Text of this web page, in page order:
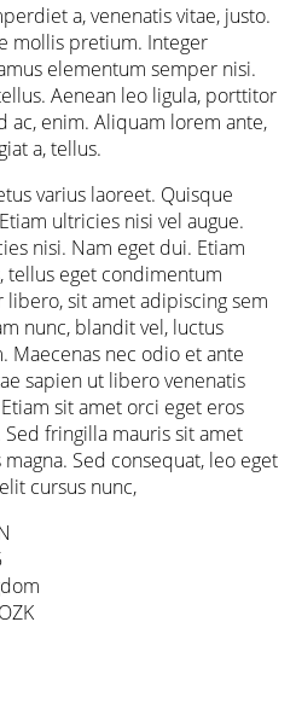
a, venenatis vitae, justo.
mollis pretium. Integer
elementum semper nisi.
Aenean leo ligula, porttitor
ac, enim. Aliquam lorem ante,
a, tellus.
varius laoreet. Quisque
ultricies nisi vel augue.
nisi. Nam eget dui. Etiam
tellus eget condimentum
sit amet adipiscing sem
nunc, blandit vel, luctus
Maecenas nec odio et ante
sapien ut libero venenatis
sit amet orci eget eros
fringilla mauris sit amet
Sed consequat, leo eget
cursus nunc,